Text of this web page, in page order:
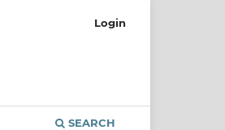
SEARCH
Login